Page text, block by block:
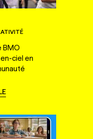
BMO
ciel en